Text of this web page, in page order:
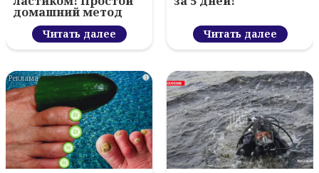
домашний метод
Читать далее Читать далее
i